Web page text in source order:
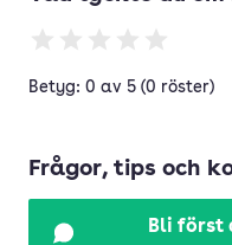
Betyg: 0 av 5 (0 röster)
Frågor, tips och
Bli först